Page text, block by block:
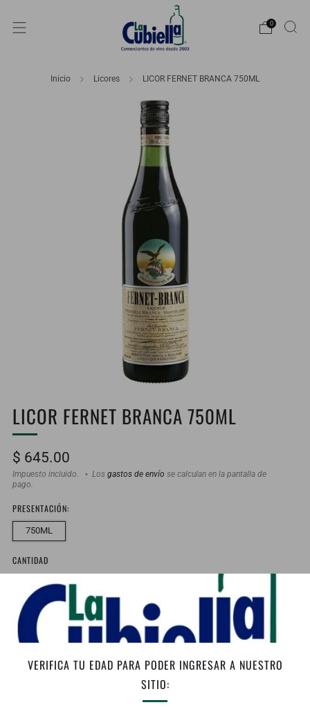
VERIFICA TU EDAD PARA PODER INGRESAR A NUESTRO
SITIO:
0
Inicio Licores LICOR FERNET BRANCA 750ML
LICOR FERNET BRANCA 750ML
Precio
habitual
$ 645.00
Impuesto incluido. Los gastos de envío se calculan en la pantalla de
pago.
PRESENTACIÓN:
750ML
CANTIDAD
En stock
FacebookTwitter